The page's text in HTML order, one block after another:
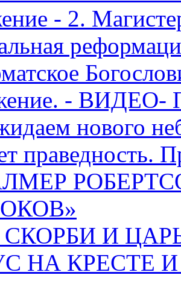
- 2.
- ВИДЕО-
нового
праведность.
И ЦАРЬ
НА КРЕСТЕ